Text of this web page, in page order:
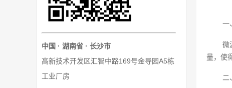
中国 · 湖南省 · 长沙市
高新技术开发区汇智中路169号金导园A5栋
工业厂房
一
微
量，使
二